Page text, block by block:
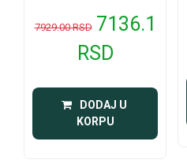
7929.00 RSD 7136.1
RSD
DODAJ U
KORPU